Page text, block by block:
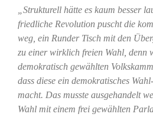
„Strukturell hätte es kaum besser
friedliche Revolution puscht die
weg, ein Runder Tisch mit den
zu einer wirklich freien Wahl, denn
demokratisch gewählten
dass diese ein demokratisches
macht. Das musste ausgehandelt
Wahl mit einem frei gewählten